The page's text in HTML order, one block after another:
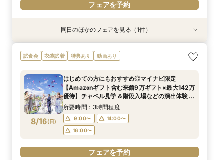
フェアを予約
衣装試着 特典あり
8/15(土)
【ドレス重視必見♦ドレス30万円特典】専属ドレ
スコーディネーターによるあなたにぴったりの最
チェック♪
所要時間：3時間程度
9:00〜
14:00〜
16:00〜
フェアを予約
同日のほかのフェアを見る（1件）
試食会 衣装試着 特典あり 動画あり
8/16(日)
はじめての方にもおすすめ◎マイナビ限定
【Amazonギフト含む来館9万ギフト×最大142万
優待】チャペル見学＆階段入場などの演出体験×
牛フィレコース試食をゲスト目線で体感◆理想が
叶うBIGフェア
所要時間：3時間程度
9:00〜
14:00〜
16:00〜
フェアを予約